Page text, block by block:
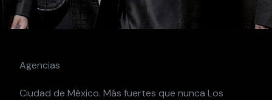
Agencias
Ciudad de México. Más fuertes que nunca Los